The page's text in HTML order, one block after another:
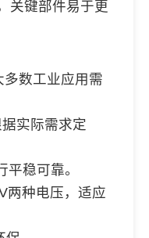
关键部件易于更
数工业应用需
实际需求定
稳可靠。
两种电压，适应